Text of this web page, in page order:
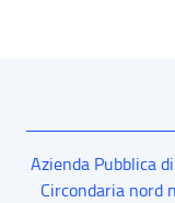
Azienda Pubblica
Circondaria nord